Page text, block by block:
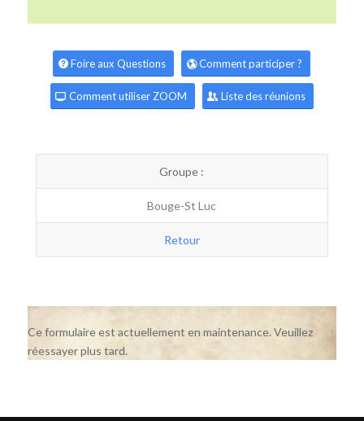
Foire aux Questions Comment participer ?
Comment utiliser ZOOM Liste des réunions
Groupe :
Bouge-St Luc
Retour
Ce formulaire est actuellement en maintenance. Veuillez
réessayer plus tard.